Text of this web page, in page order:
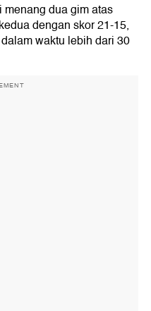
dua gim atas
dengan skor 21-15,
waktu lebih dari 30